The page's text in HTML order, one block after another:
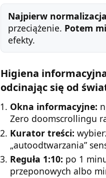
Najpierw
przeciążenie. Potem
efekty.
Higiena
odcinając się od
Okna informacyjne:
Zero doomscrollingu
Kurator treści:
„autoodtwarzania”
Reguła 1:10: po 1
przeponowych albo